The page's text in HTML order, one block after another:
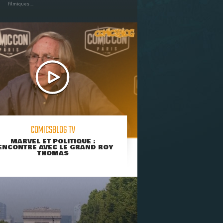
filmiques ...
COMICSBLOG TV
MARVEL ET POLITIQUE :
AVEC LE GRAND ROY
THOMAS